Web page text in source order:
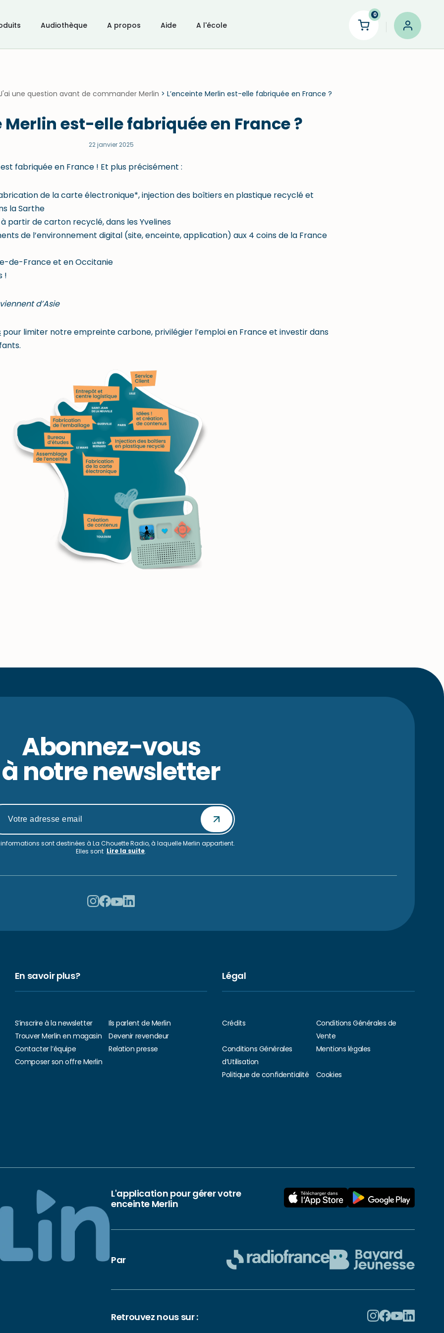
Audiothèque A propos Aide A l'école
0
une question avant de commander Merlin > L’enceinte Merlin est-elle fabriquée en France ?
Merlin est-elle fabriquée en France ?
22 janvier 2025
fabriquée en France ! Et plus précisément :
de la carte électronique*, injection des boîtiers en plastique recyclé et
la Sarthe
partir de carton recyclé, dans les Yvelines
de l’environnement digital (site, enceinte, application) aux 4 coins de la France
de-France et en Occitanie
!
d’Asie
pour limiter notre empreinte carbone, privilégier l’emploi en France et investir dans
Abonnez-vous
à notre newsletter
sont destinées à La Chouette Radio, à laquelle Merlin appartient.
Elles sont Lire la suite.
En savoir plus?
S’inscrire à la newsletter
Ils parlent de Merlin
Trouver Merlin en magasin
Devenir revendeur
Contacter l’équipe
Relation presse
Composer son offre Merlin
Légal
Crédits
Conditions Générales de
Vente
Conditions Générales
d’Utilisation
Mentions légales
Politique de confidentialité Cookies
L'application pour gérer votre
enceinte Merlin
Par
Retrouvez nous sur :